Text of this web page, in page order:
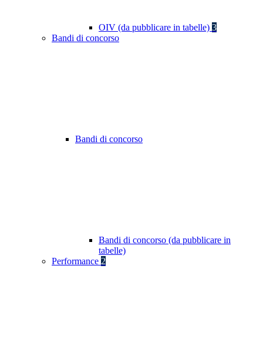
OIV (da pubblicare in tabelle) 3
Bandi di concorso
Bandi di concorso
Bandi di concorso (da pubblicare in
tabelle)
Performance 2